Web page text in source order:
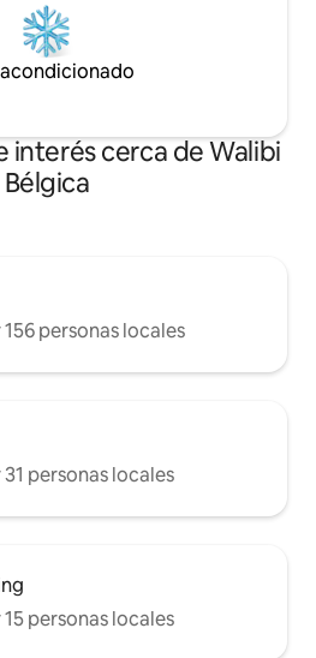
interés cerca de Walibi
Bélgica
personas locales
personas locales
personas locales